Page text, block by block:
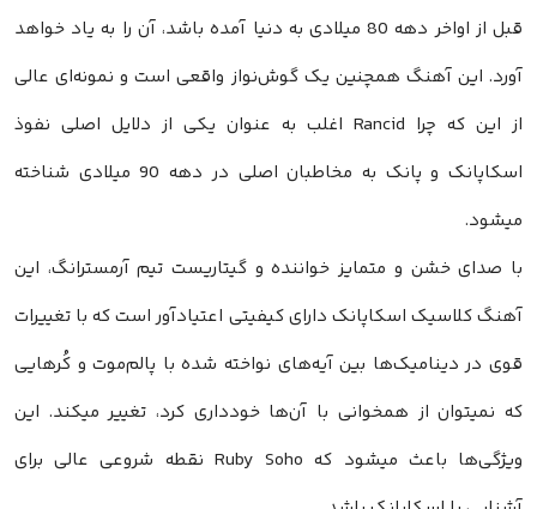
قبل از اواخر دهه 80 میلادی به دنیا آمده باشد، آن را به یاد خواهد
آورد. این آهنگ همچنین یک گوش‌نواز واقعی است و نمونه‌ای عالی
از این که چرا Rancid اغلب به عنوان یکی از دلایل اصلی نفوذ
اسکاپانک و پانک به مخاطبان اصلی در دهه 90 میلادی شناخته
میشود.
با صدای خشن و متمایز خواننده و گیتاریست تیم آرمسترانگ، این
آهنگ کلاسیک اسکاپانک دارای کیفیتی اعتیادآور است که با تغییرات
قوی در دینامیک‌ها بین آیه‌های نواخته شده با پالم‌موت و کُرهایی
که نمیتوان از همخوانی با آن‌ها خودداری کرد، تغییر میکند. این
ویژگی‌ها باعث میشود که Ruby Soho نقطه شروعی عالی برای